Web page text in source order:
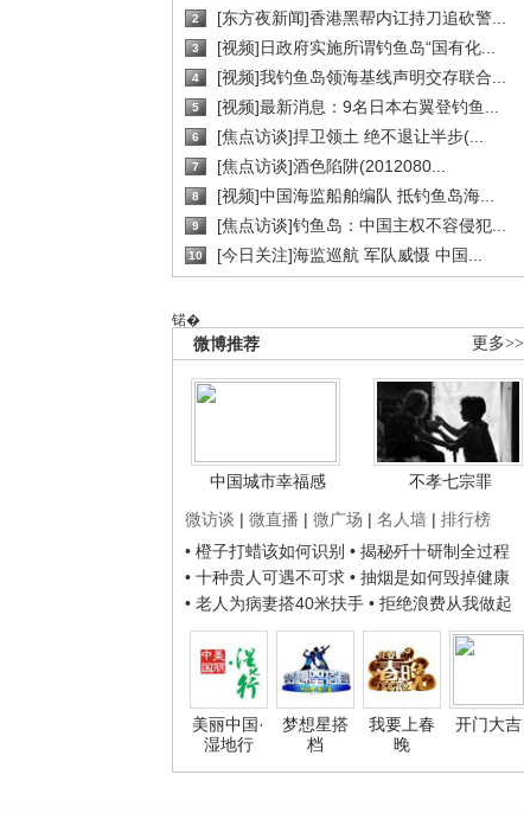
2 [东方夜新闻]香港黑帮内讧持刀追砍警...
3 [视频]日政府实施所谓钓鱼岛“国有化...
4 [视频]我钓鱼岛领海基线声明交存联合...
5 [视频]最新消息：9名日本右翼登钓鱼...
6 [焦点访谈]捍卫领土 绝不退让半步(...
7 [焦点访谈]酒色陷阱(2012080...
8 [视频]中国海监船舶编队 抵钓鱼岛海...
9 [焦点访谈]钓鱼岛：中国主权不容侵犯...
10 [今日关注]海监巡航 军队威慑 中国...
锘�
更多>>
微博推荐
中国城市幸福感
不孝七宗罪
微访谈 | 微直播 | 微广场 | 名人墙 | 排行榜
• 橙子打蜡该如何识别 • 揭秘歼十研制全过程
• 十种贵人可遇不可求 • 抽烟是如何毁掉健康
• 老人为病妻搭40米扶手 • 拒绝浪费从我做起
美丽中国·
湿地行
梦想星搭
档
我要上春
晚
开门大吉